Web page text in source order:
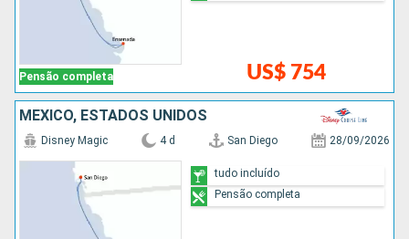
Pensão completa US$ 754
MÉXICO, ESTADOS UNIDOS
Disney Magic 4 d San Diego 28/09/2026
tudo incluído
Pensão completa